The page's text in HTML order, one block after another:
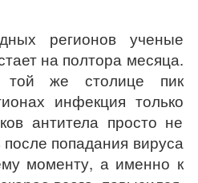
регионов ученые
на полтора месяца.
той же столице пик
инфекция только
антитела просто не
попадания вируса
моменту, а именно к